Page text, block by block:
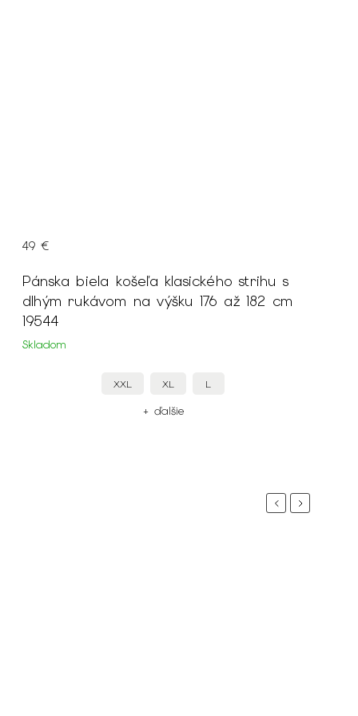
Pánska biela košeľa klasického strihu s
dlhým rukávom na výšku 176 až 182 cm
19544
Skladom
49 €
XXL XL L
+ ďalšie
PreviousNext